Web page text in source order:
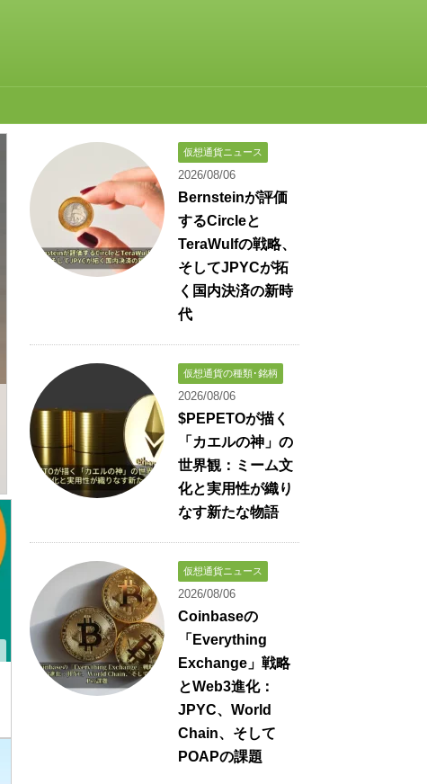
仮想通貨ニュース
2026/08/06
Bernsteinが評価
するCircleと
TeraWulfの戦略、
そしてJPYCが拓
く国内決済の新時
代
仮想通貨の種類･銘柄
2026/08/06
$PEPETOが描く
「カエルの神」の
世界観：ミーム文
化と実用性が織り
なす新たな物語
仮想通貨ニュース
2026/08/06
Coinbaseの
「Everything
Exchange」戦略
とWeb3進化：
JPYC、World
Chain、そして
POAPの課題